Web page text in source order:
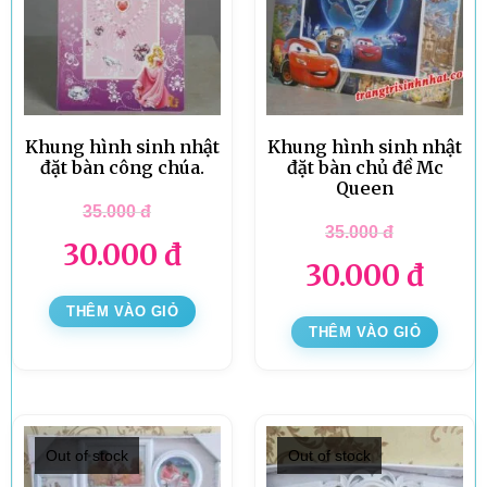
Khung hình sinh nhật
đặt bàn công chúa.
35.000đ
30.000 đ
THÊM VÀO GIỎ
Khung hình sinh nhật
đặt bàn chủ đề Mc
Queen
35.000đ
30.000 đ
THÊM VÀO GIỎ
Out of stock Out of stock